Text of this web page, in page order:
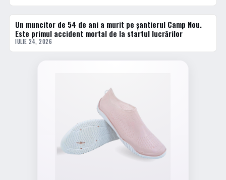
ACTUALE
Un muncitor de 54 de ani a murit pe șantierul Camp Nou.
Este primul accident mortal de la startul lucrărilor
IULIE 24, 2026